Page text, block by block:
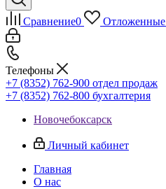
Сравнение0 Отложенные
Телефоны
+7 (8352) 762-900 отдел продаж
+7 (8352) 762-800 бухгалтерия
Новочебоксарск
Личный кабинет
Главная
О нас